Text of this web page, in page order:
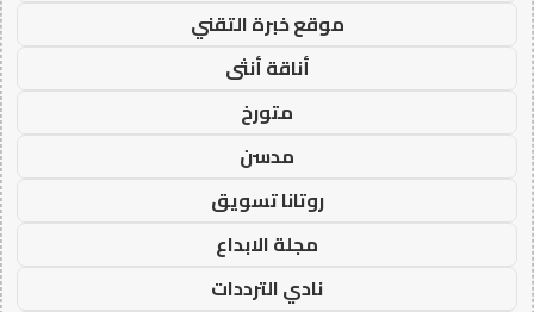
موقع خبرة التقني
أناقة أنثى
متورخ
مدسن
روتانا تسويق
مجلة الابداع
نادي الترددات